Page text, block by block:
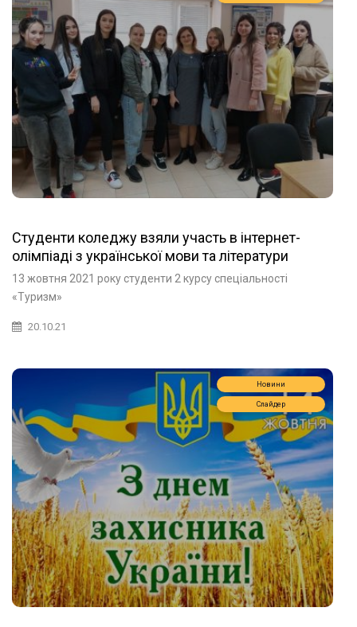
Студенти коледжу взяли участь в інтернет-
олімпіаді з української мови та літератури
13 жовтня 2021 року студенти 2 курсу спеціальності
«Туризм»
20.10.21
Новини
Слайдер